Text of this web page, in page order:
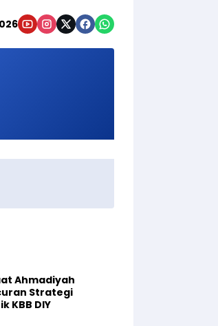
Ahmadiyah
Strategi
KBB DIY